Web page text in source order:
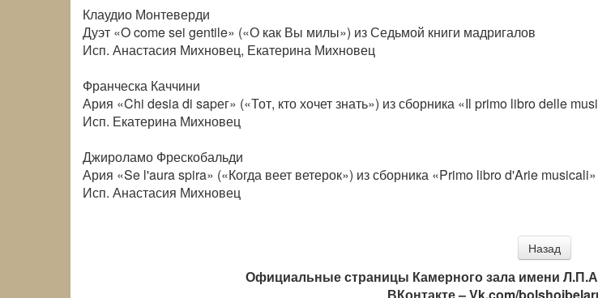
Клаудио Монтеверди
Дуэт «O come sei gentile» («О как Вы милы») из Седьмой книги мадригалов
Исп. Анастасия Михновец, Екатерина Михновец
Франческа Каччини
Ария «Chi desia di sapег» («Тот, кто хочет знать») из сборника «Il primo libro delle
Исп. Екатерина Михновец
Джироламо Фрескобальди
Ария «Se l'aura spira» («Когда веет ветерок») из сборника «Primo libro d'Arie
Исп. Анастасия Михновец
Назад
Официальные страницы Камерного зала имени